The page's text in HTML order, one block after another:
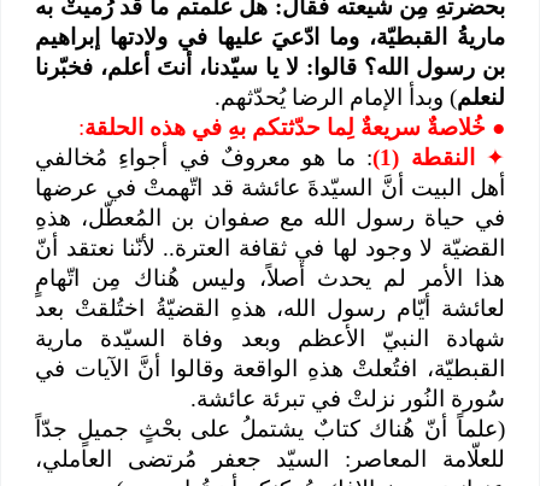
بحضرتهِ مِن شيعته فقال: هل علمتم ما قد رُميتْ به
ماريةُ القبطيّة، وما ادّعيَ عليها في ولادتها إبراهيم
بن رسول الله؟ قالوا: لا يا سيّدنا، أنتَ أعلم، فخبّرنا
لنعلم) وبدأ الإمام الرضا يُحدّثهم.
● خُلاصةٌ سريعةٌ لِما حدّثتكم بهِ في هذه الحلقة:
✦
النقطة (1)
: ما هو معروفٌ في أجواءِ مُخالفي
أهل البيت أنَّ السيّدةَ عائشة قد اتّهمتْ في عرضها
في حياة رسول الله مع صفوان بن المُعطّل، هذهِ
القضيّة لا وجود لها في ثقافة العترة.. لأنّنا نعتقد أنّ
هذا الأمر لم يحدث أصلاً، وليس هُناك مِن اتّهامٍ
لعائشة أيّام رسول الله، هذهِ القضيّةُ اختُلقتْ بعد
شهادة النبيّ الأعظم وبعد وفاة السيّدة مارية
القبطيّة، افتُعلتْ هذهِ الواقعة وقالوا أنَّ الآيات في
سُورة النُور نزلتْ في تبرئة عائشة.
(علماً أنّ هُناك كتابٌ يشتملُ على بحْثٍ جميلٍ جدّاً
للعلّامة المعاصر: السيّد جعفر مُرتضى العاملي،